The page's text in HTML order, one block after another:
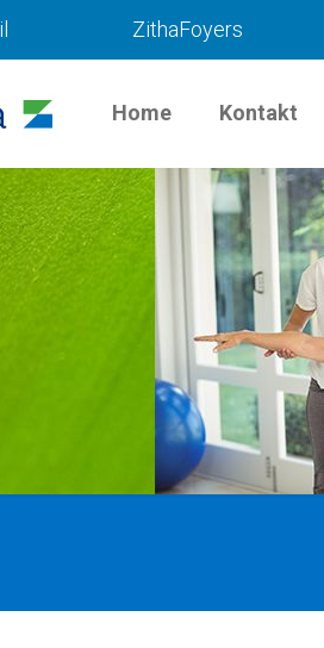
ZithaFoyers
Home Kontakt